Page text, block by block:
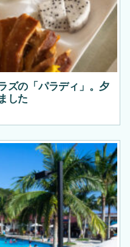
ズの「パラディ」。夕
した